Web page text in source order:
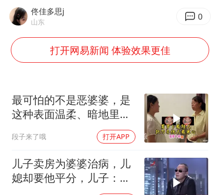
血指纹匹配成功，20年悬案告破！凶手被执行死刑
医疗垃圾做手机壳 这也是谋财害命
武契奇：欧洲已处于大战边缘
7月CPI同比上涨0.5% 经济内生增长动力持续增强
无锡降雨量冲至全国第一
下党之路
佟佳多思j
山东 0
打开网易新闻 体验效果更佳
最可怕的不是恶婆婆，是
这种表面温柔、暗地里处
段子来了哦 打开APP
儿子卖房为婆婆治病，儿
媳却要他平分，儿子：我